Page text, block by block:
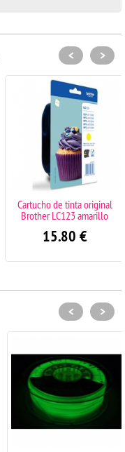
Cartucho de tinta original
Brother LC123 amarillo
15.80€
< >
< >